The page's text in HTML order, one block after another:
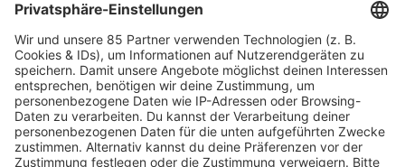
Edguy/Avantasia/Tobias Sammet-Fans!
Es läuft:
Hot Leg mit CHICKENS